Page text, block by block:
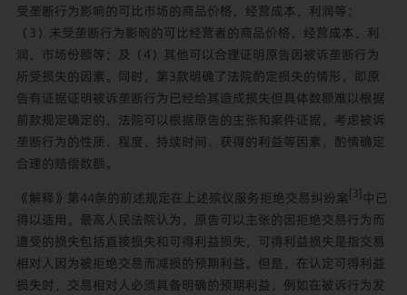
受垄断行为影响的可比市场的商品价格、经营成本、利润等；
（3）未受垄断行为影响的可比经营者的商品价格、经营成本、利
润、市场份额等；及（4）其他可以合理证明原告因被诉垄断行为
所受损失的因素。同时，第3款明确了法院酌定损失的情形，即原
告有证据证明被诉垄断行为已经给其造成损失但具体数额难以根据
前款规定确定的，法院可以根据原告的主张和案件证据，考虑被诉
垄断行为的性质、程度、持续时间、获得的利益等因素，酌情确定
合理的赔偿数额。
《解释》第44条的前述规定在上述殡仪服务拒绝交易纠纷案[3] 中已
得以适用。最高人民法院认为，原告可以主张的因拒绝交易行为而
遭受的损失包括直接损失和可得利益损失，可得利益损失是指交易
相对人因为被拒绝交易而减损的预期利益。但是，在认定可得利益
损失时，交易相对人必须具备明确的预期利益，例如在被诉行为发